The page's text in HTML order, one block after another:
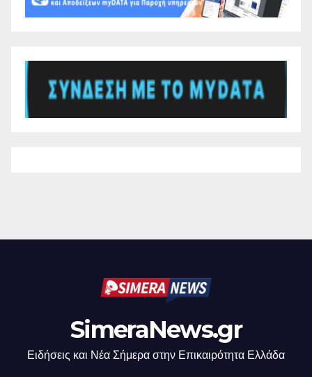
SimeraNews.gr
Ειδήσεις και Νέα Σήμερα στην Επικαιρότητα Ελλάδα